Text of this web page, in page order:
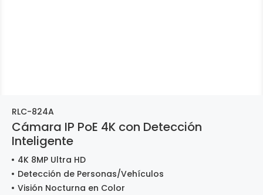
RLC-824A
Cámara IP PoE 4K con Detección
Inteligente
4K 8MP Ultra HD
Detección de Personas/Vehículos
Visión Nocturna en Color